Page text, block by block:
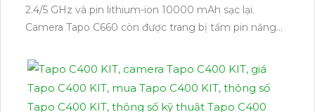
2.4/5 GHz và pin lithium-ion 10000 mAh sạc lại.
Camera Tapo C660 còn được trang bị tấm pin năng
thú cưng, phương tiện, lưu trữ thẻ microSD tối đa 512